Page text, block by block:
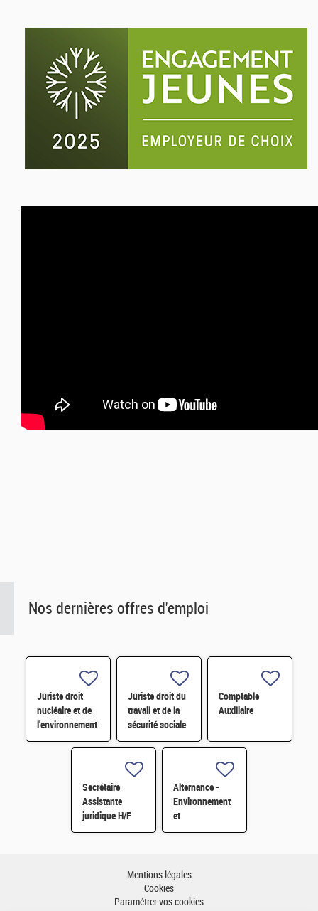
Nos dernières offres d'emploi
Juriste droit
nucléaire et de
l'environnement
H/F
Juriste droit du
travail et de la
sécurité sociale
H/F
Comptable
Auxiliaire
Secrétaire
Assistante
juridique H/F
Alternance -
Environnement
et
développement
Mentions légales
Cookies
Paramétrer vos cookies